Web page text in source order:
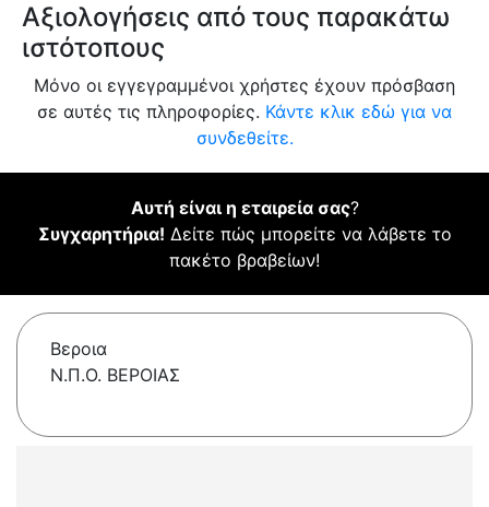
Αξιολογήσεις από τους παρακάτω
ιστότοπους
Μόνο οι εγγεγραμμένοι χρήστες έχουν πρόσβαση
σε αυτές τις πληροφορίες. Κάντε κλικ εδώ για να
συνδεθείτε.
Αυτή είναι η εταιρεία σας?
Συγχαρητήρια! Δείτε πώς μπορείτε να λάβετε το
πακέτο βραβείων!
Βεροια
Ν.Π.Ο. ΒΕΡΟΙΑΣ